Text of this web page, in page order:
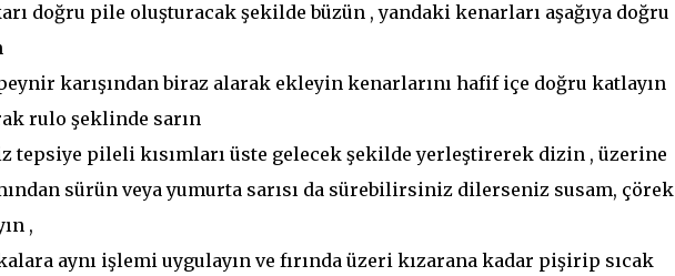
doğru pile oluşturacak şekilde büzün , yandaki kenarları aşağıya doğru
karışından biraz alarak ekleyin kenarlarını hafif içe doğru katlayın
rulo şeklinde sarın
tepsiye pileli kısımları üste gelecek şekilde yerleştirerek dizin , üzerine
sürün veya yumurta sarısı da sürebilirsiniz dilerseniz susam, çörek
,
aynı işlemi uygulayın ve fırında üzeri kızarana kadar pişirip sıcak